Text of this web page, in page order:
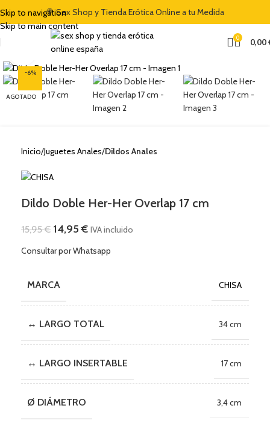
Skip to navigation
Skip to main content
🍭 Sex Shop y Tienda Erótica Online a tu Medida
0 0,00
-6%
AGOTADO
Clic para ampliar
Inicio Juguetes Anales Dildos Anales
Dildo Doble Her-Her Overlap 17 cm
15,95€ 14,95€ IVA incluido
Consultar por Whatsapp
MARCA CHISA
↔ LARGO TOTAL 34 cm
↔ LARGO INSERTABLE 17 cm
Ø DIÁMETRO 3,4 cm
🏷️ CUPÓN DE DESCUENTO DE BIENVENIDA DEL 5% CON EL CÓDIGO
"DULCES5"